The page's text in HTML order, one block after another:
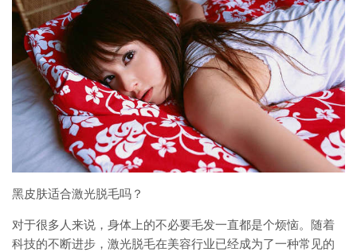
黑皮肤适合激光脱毛吗？
对于很多人来说，身体上的不必要毛发一直都是个烦恼。随着
科技的不断进步，激光脱毛在美容行业已经成为了一种常见的